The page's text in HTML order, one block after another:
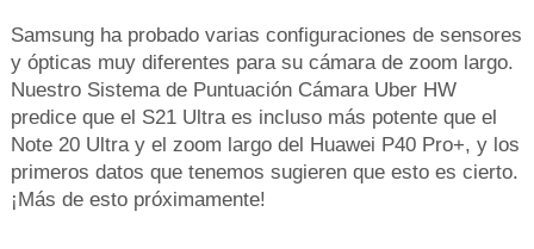
Samsung ha probado varias configuraciones de sensores
y ópticas muy diferentes para su cámara de zoom largo.
Nuestro Sistema de Puntuación Cámara Uber HW
predice que el S21 Ultra es incluso más potente que el
Note 20 Ultra y el zoom largo del Huawei P40 Pro+, y los
primeros datos que tenemos sugieren que esto es cierto.
¡Más de esto próximamente!